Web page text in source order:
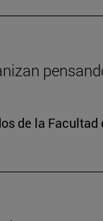
de la